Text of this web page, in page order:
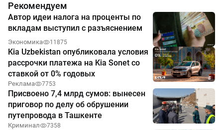
Рекомендуем
Автор идеи налога на проценты по
вкладам выступил с разъяснением
Экономика 11875
Kia Uzbekistan опубликовала условия
рассрочки платежа на Kia Sonet со
ставкой от 0% годовых
Реклама 7753
Присвоено 7,4 млрд сумов: вынесен
приговор по делу об обрушении
путепровода в Ташкенте
Криминал 7358